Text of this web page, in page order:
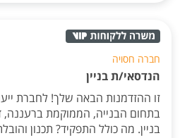
חברה חסויה
הנדסאי/ת בניין
זו ההזדמנות הבאה שלך! לחברת
בתחום הבנייה, הממוקמת
בניין. מה כולל התפקיד? תכנון